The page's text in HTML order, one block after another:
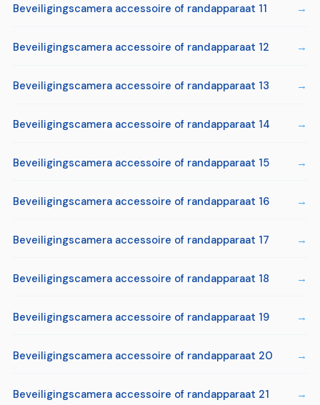
Beveiligingscamera accessoire of randapparaat 11
Beveiligingscamera accessoire of randapparaat 12
Beveiligingscamera accessoire of randapparaat 13
Beveiligingscamera accessoire of randapparaat 14
Beveiligingscamera accessoire of randapparaat 15
Beveiligingscamera accessoire of randapparaat 16
Beveiligingscamera accessoire of randapparaat 17
Beveiligingscamera accessoire of randapparaat 18
Beveiligingscamera accessoire of randapparaat 19
Beveiligingscamera accessoire of randapparaat 20
Beveiligingscamera accessoire of randapparaat 21